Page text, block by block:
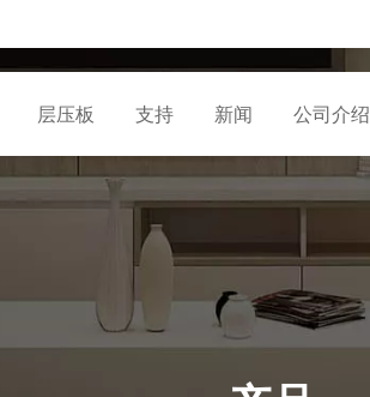
层压板 支持 新闻 公司介绍